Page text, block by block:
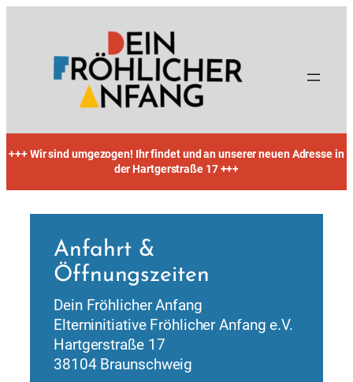
springen
+++ Wir sind umgezogen! Ihr findet und an unserer neuen Adresse in
der Hartgerstraße 17 +++
Anfahrt &
Öffnungszeiten
Dein Fröhlicher Anfang
Elterninitiative Fröhlicher Anfang e.V.
Hartgerstraße 17
38104 Braunschweig